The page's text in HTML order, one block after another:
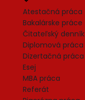
Atestačná práca
Bakalárske práce
Čitateľský denník
Diplomová práca
Dizertačná práca
Esej
MBA práca
Referát